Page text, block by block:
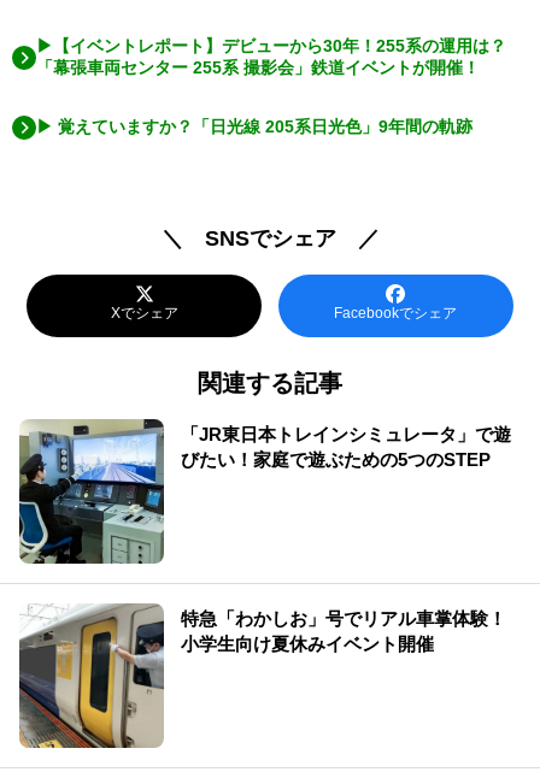
▶【イベントレポート】デビューから30年！255系の運用は？
「幕張車両センター 255系 撮影会」鉄道イベントが開催！
▶ 覚えていますか？「日光線 205系日光色」9年間の軌跡
＼ SNSでシェア ／
Xでシェア Facebookでシェア
関連する記事
「JR東日本トレインシミュレータ」で遊
びたい！家庭で遊ぶための5つのSTEP
特急「わかしお」号でリアル車掌体験！
小学生向け夏休みイベント開催